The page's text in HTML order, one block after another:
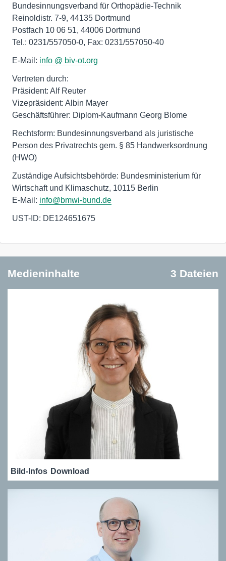
Bundesinnungsverband für Orthopädie-Technik
Reinoldistr. 7-9, 44135 Dortmund
Postfach 10 06 51, 44006 Dortmund
Tel.: 0231/557050-0, Fax: 0231/557050-40
E-Mail: info @ biv-ot.org
Vertreten durch:
Präsident: Alf Reuter
Vizepräsident: Albin Mayer
Geschäftsführer: Diplom-Kaufmann Georg Blome
Rechtsform: Bundesinnungsverband als juristische
Person des Privatrechts gem. § 85 Handwerksordnung
(HWO)
Zuständige Aufsichtsbehörde: Bundesministerium für
Wirtschaft und Klimaschutz, 10115 Berlin
E-Mail: info@bmwi-bund.de
UST-ID: DE124651675
Medieninhalte 3 Dateien
Bild-Infos Download